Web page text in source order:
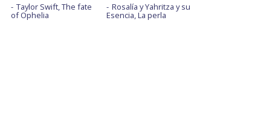
Taylor Swift, The fate
of Ophelia
Rosalía y Yahritza y su
Esencia, La perla